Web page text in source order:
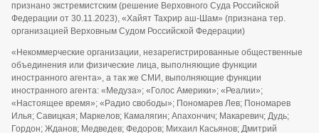
признано экстремистским (решение Верховного Суда Российской
Федерации от 30.11.2023), «Хайят Тахрир аш-Шам» (признана тер.
организацией Верховным Судом Российской Федерации)
«Некоммерческие организации, незарегистрированные общественные
объединения или физические лица, выполняющие функции
иностранного агента», а так же СМИ, выполняющие функции
иностранного агента: «Медуза»; «Голос Америки»; «Реалии»;
«Настоящее время»; «Радио свободы»; Пономарев Лев; Пономарев
Илья; Савицкая; Маркелов; Камалягин; Апахончич; Макаревич; Дудь;
Гордон; Жданов; Медведев; Федоров; Михаил Касьянов; Дмитрий